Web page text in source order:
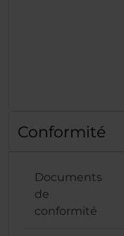
Conformité
Documents
de
conformité